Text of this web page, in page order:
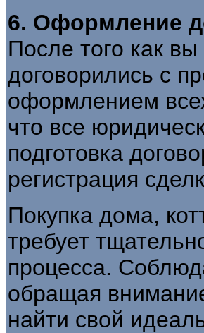
6. Оформление
После того как
договорились с
оформлением
что все
подготовка
регистрация
Покупка дома,
требует
процесса.
обращая
найти свой